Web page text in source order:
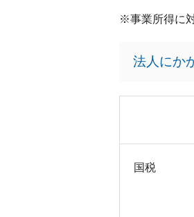
※事業所得に
法人にか
国税